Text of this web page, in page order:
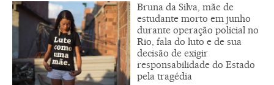
Bruna da Silva, mãe de
estudante morto em junho
durante operação policial no
Rio, fala do luto e de sua
decisão de exigir
responsabilidade do Estado
pela tragédia